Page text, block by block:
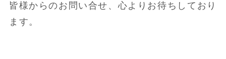
皆様からのお問い合せ、心よりお待ちしており
ます。